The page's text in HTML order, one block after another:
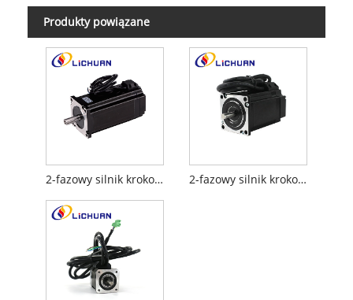
Produkty powiązane
2-fazowy silnik krokowy Nema34 z zamkniętą pętlą serii 86 2-fazowy silnik krokowy Nema 23 serii 57 z zamkniętą pętlą